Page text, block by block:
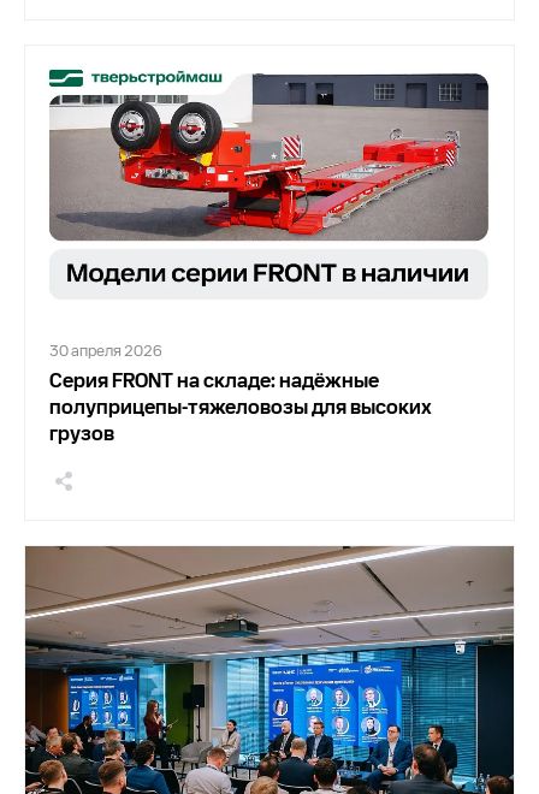
30 апреля 2026
Серия FRONT на складе: надёжные
полуприцепы-тяжеловозы для высоких
грузов